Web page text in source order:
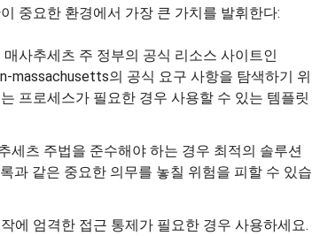
중요한 환경에서 가장 큰 가치를 발휘한다:
매사추세츠 주 정부의 공식 리소스 사이트인
massachusetts의 공식 요구 사항을 탐색하기 위
프로세스가 필요한 경우 사용할 수 있는 템플릿
세츠 주법을 준수해야 하는 경우 최적의 솔루션
과 같은 중요한 의무를 놓칠 위험을 피할 수 있습
에 엄격한 접근 통제가 필요한 경우 사용하세요.